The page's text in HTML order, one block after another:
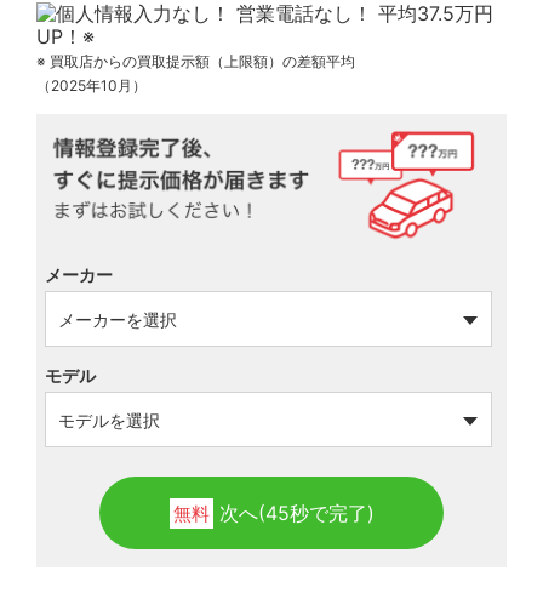
※ 買取店からの買取提示額（上限額）の差額平均
（2025年10月）
メーカー
モデル
無料 次へ(45秒で完了)